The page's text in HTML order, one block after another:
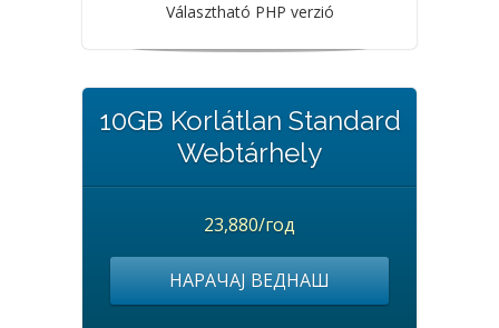
Választható PHP verzió
10GB Korlátlan Standard
Webtárhely
23,880/год
НАРАЧАЈ ВЕДНАШ